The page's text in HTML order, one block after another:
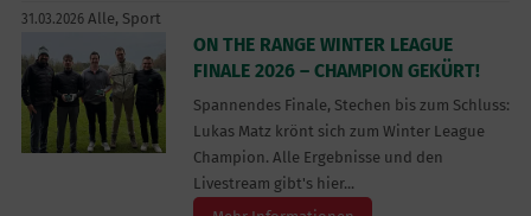
31.03.2026 Alle, Sport
ON THE RANGE WINTER LEAGUE
FINALE 2026 – CHAMPION GEKÜRT!
Spannendes Finale, Stechen bis zum Schluss:
Lukas Matz krönt sich zum Winter League
Champion. Alle Ergebnisse und den
Livestream gibt's hier...